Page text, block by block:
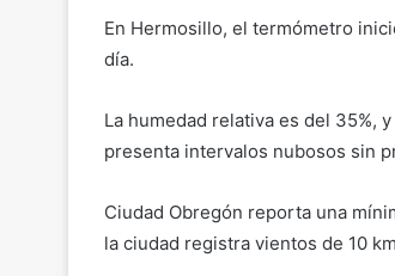
En Hermosillo, el termómetro
día.
La humedad relativa es del 35%,
presenta intervalos nubosos sin
Ciudad Obregón reporta una
la ciudad registra vientos de 10